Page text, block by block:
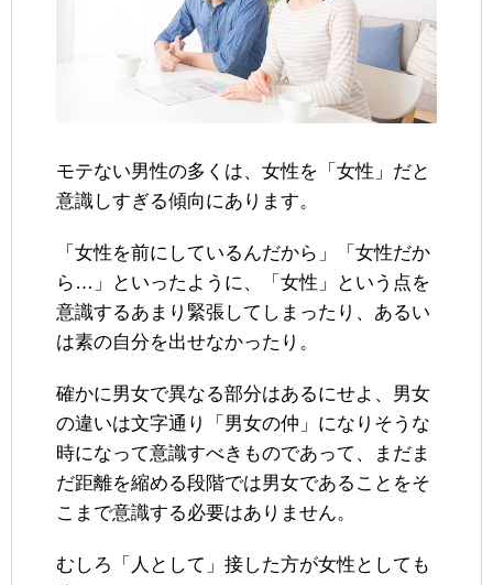
モテない男性の多くは、女性を「女性」だと
意識しすぎる傾向にあります。
「女性を前にしているんだから」「女性だか
ら…」といったように、「女性」という点を
意識するあまり緊張してしまったり、あるい
は素の自分を出せなかったり。
確かに男女で異なる部分はあるにせよ、男女
の違いは文字通り「男女の仲」になりそうな
時になって意識すべきものであって、まだま
だ距離を縮める段階では男女であることをそ
こまで意識する必要はありません。
むしろ「人として」接した方が女性としても